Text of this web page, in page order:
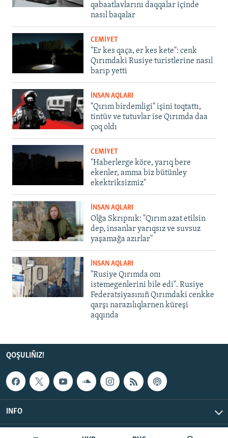
qabaatlavlarını daqqalar içinde
nasıl baqalar
CEMİYET
"Er kes qaça, er kes kete": cenk
Qırımdaki Rusiye turistlerine nasıl
barıp yetti
İNSAN AQLARI
"Qırım birdemligi" işini toqtattı,
tintüv ve tutuvlar ise Qırımda daa
çoq oldı
CEMİYET
"Haberlerge köre, yarıq bere
ekenler, amma biz bütünley
ekektriksizmiz"
İNSAN AQLARI
Olğa Skrıpnık: "Qırım azat etilsin
dep, insanlar yarıqsız ve suvsuz
yaşamağa azırlar"
İNSAN AQLARI
"Rusiye Qırımda onı
istemegenlerini bile edi". Rusiye
Federatsiyasınıñ Qırımdaki cenkke
qarşı narazılıqlarnen küreşi
aqqında
QOŞULIÑIZ!
INFO